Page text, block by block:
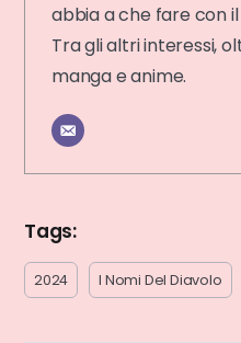
abbia a che fare con
Tra gli altri interessi,
manga e anime.
Tags:
2024 I Nomi Del Diavolo